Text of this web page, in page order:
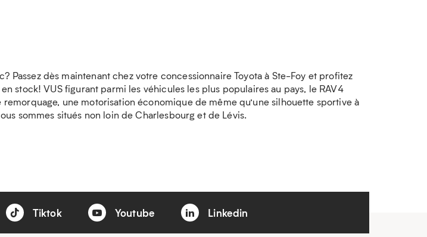
Passez dès maintenant chez votre concessionnaire Toyota à Ste-Foy et profitez
stock! VUS figurant parmi les véhicules les plus populaires au pays, le RAV4
une motorisation économique de même qu’une silhouette sportive à
sommes situés non loin de Charlesbourg et de Lévis.
Tiktok Youtube Linkedin